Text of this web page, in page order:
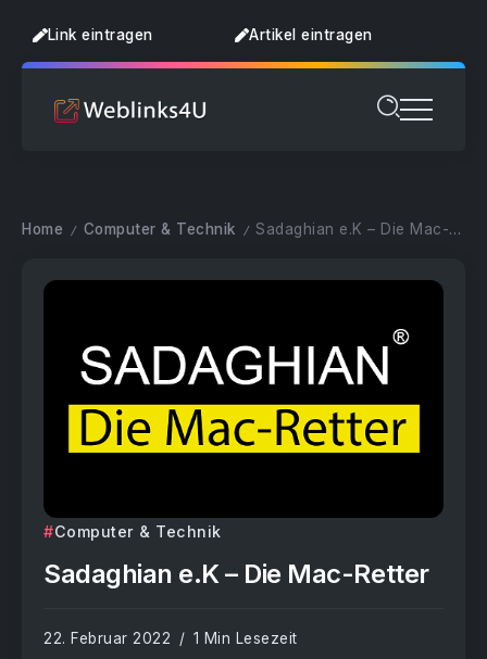
Link eintragen Artikel eintragen
Home / Computer & Technik / Sadaghian e.K – Die Mac-Retter
Computer & Technik
Sadaghian e.K – Die Mac-Retter
22. Februar 2022 1 Min Lesezeit